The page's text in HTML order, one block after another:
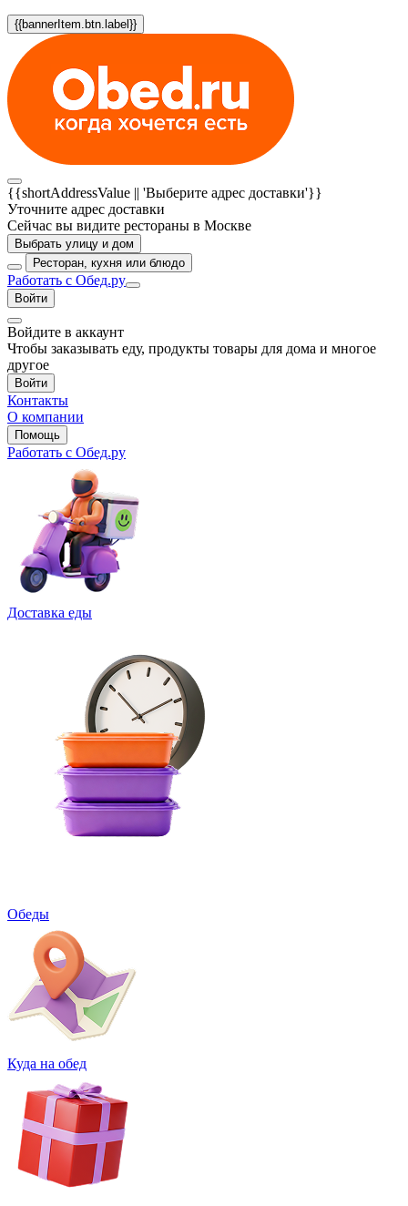
{{bannerItem.btn.label}}
{{shortAddressValue || 'Выберите адрес доставки'}}
Уточните адрес доставки
Сейчас вы видите рестораны в Москве
Выбрать улицу и дом
Ресторан, кухня или блюдо
Работать с Обед.ру
Войти
Войдите в аккаунт
Чтобы заказывать еду, продукты товары для дома и многое
другое
Войти
Контакты
О компании
Помощь
Работать с Обед.ру
Доставка еды
Обеды
Куда на обед